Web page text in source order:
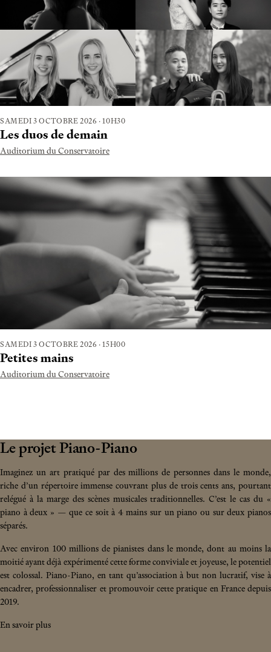
SAMEDI 3 OCTOBRE 2026 · 10H30
Les duos de demain
Auditorium du Conservatoire
SAMEDI 3 OCTOBRE 2026 · 15H00
Petites mains
Auditorium du Conservatoire
Le projet Piano-Piano
Imaginez un art pratiqué par des millions de personnes dans le monde,
riche d’un répertoire immense couvrant plus de trois cents ans, pourtant
relégué à la marge des scènes musicales traditionnelles. C’est le cas du «
piano à deux » — que ce soit à 4 mains sur un piano ou sur deux pianos
séparés.
Avec environ 100 millions de pianistes dans le monde, dont au moins la
moitié ayant déjà expérimenté cette forme conviviale et joyeuse, le potentiel
est colossal. Piano-Piano, en tant qu’association à but non lucratif, vise à
encadrer, professionnaliser et promouvoir cette pratique en France depuis
2019.
En savoir plus